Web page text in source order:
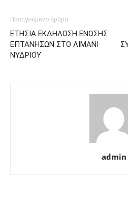
Προηγούμενο άρθρο
ΕΤΗΣΙΑ ΕΚΔΗΛΩΣΗ ΕΝΩΣΗΣ
ΕΠΤΑΝΗΣΩΝ ΣΤΟ ΛΙΜΑΝΙ
ΝΥΔΡΙΟΥ
admin